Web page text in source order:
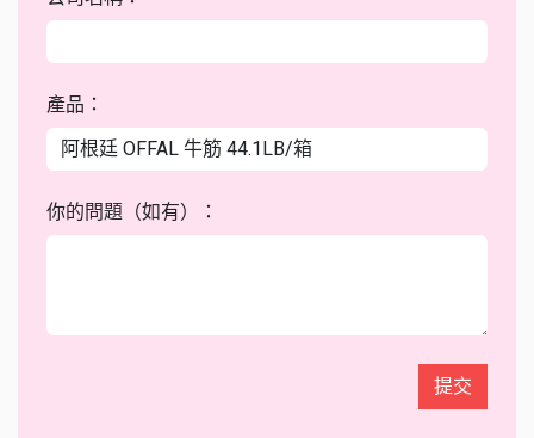
產品：
你的問題（如有）：
提交